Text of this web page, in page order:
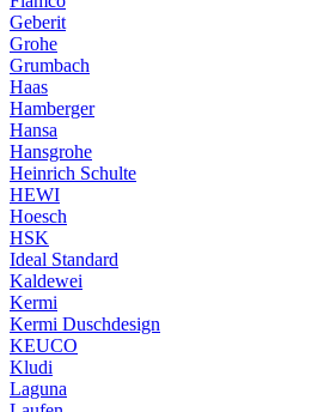
Geberit
Grohe
Grumbach
Haas
Hamberger
Hansa
Hansgrohe
Heinrich Schulte
HEWI
Hoesch
HSK
Ideal Standard
Kaldewei
Kermi
Kermi Duschdesign
KEUCO
Kludi
Laguna